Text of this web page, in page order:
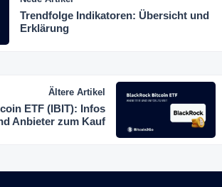
Trendfolge Indikatoren: Übersicht und
Erklärung
Ältere Artikel
ETF (IBIT): Infos
Anbieter zum Kauf